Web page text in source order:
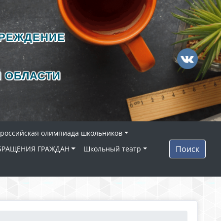
ОБЛАСТИ
олимпиада школьников
ГРАЖДАН
Школьный театр Поиск